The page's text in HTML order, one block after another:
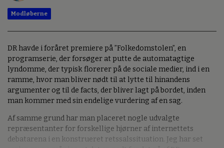
Modløberne
DR havde i foråret premiere på ”Folkedomstolen”, en
programserie, der forsøger at putte de automatagtige
lyndomme, der typisk florerer på de sociale medier, ind i en
ramme, hvor man bliver nødt til at lytte til hinandens
argumenter og til de facts, der bliver lagt på bordet, inden
man kommer med sin endelige vurdering af en sag.
Af samme grund har man placeret nogle udvalgte
repræsentanter for forskellige hjørner af internettets
debatarena i en konstrueret retssalssituation. Jeg har set